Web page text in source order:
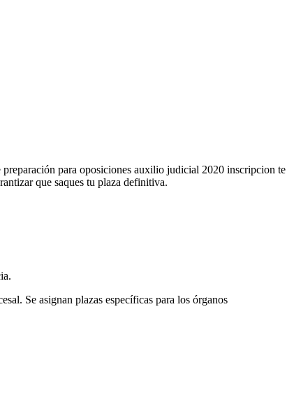
preparación para oposiciones auxilio judicial 2020 inscripcion te
que saques tu plaza definitiva.
Se asignan plazas específicas para los órganos